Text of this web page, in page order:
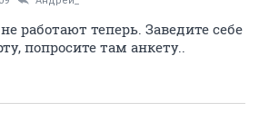
работают теперь. Заведите себе
попросите там анкету..